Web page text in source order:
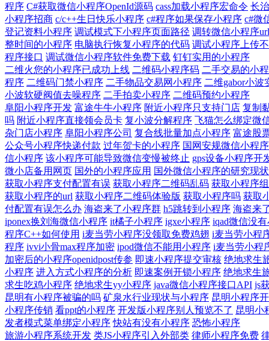
程序 C#获取微信小程序OpenId源码 cass加载小程序宏命令 长
小程序招商 c/c++生日快乐小程序 c#程序如果保存小程序 c#微
登记资料小程序 调试模式下小程序页面路径 调转微信小程序url
整时间的小程序 电脑执行恢复小程序的代码 调试小程序上传
程序接口 调试微信小程序软件免费下载 钉钉实用的小程序
二维火您的小程序已成功上线 二维码小程序码 二手交易的小
程序 二维码门禁小程序 二手物品交易网小程序 二维gabor小波
小波软硬阀值去噪程序 二手拍卖小程序 二维码预约小程序
阜阳小程序开发 富途牛牛小程序 附近小程序只支持门店 复制
吗 附近小程序直接领会员卡 复小波分解程序 飞猫怎么绑定微
杂门店小程序 阜阳小程序公司 复合线批量加点小程序 富途股
公众号小程序快递付款 过年贺卡的小程序 国网安规微信小程序
信小程序 该小程序可能导致微信变慢被终止 gps设备小程序开
微小店备用网页 国外的小程序应用 国外微信小程序的研究现状
获取小程序支付配置有误 获取小程序二维码乱码 获取小程序
获取小程序的url 获取小程序二维码体验版 获取小程序吗 获取
付配置有误怎么办 海盗来了小程序群 h5跳转到小程序 海盗来
iponex换刘海微信小程序 it橘子小程序 igxe小程序 iqad微信没
程序C++如何使用 i麦当劳小程序没领取免费鸡翅 i麦当劳小程
程序 ivvi小骨max程序加密 ipod微信不能用小程序 i麦当劳小程
加密后的小程序openidpost传参 即速小程序提交审核 绝地求生
小程序 进入方式小程序的分析 即速案例开锁小程序 绝地求生
求生吃鸡小程序 绝地求生yy小程序 java微信小程序接口API js
昆明有小程序被骗的吗 矿泉水行业现状与小程序 昆明小程序
小程序传销 看ppt的小程序 开发版小程序别人预览不了 昆明小
发者模式菜单绑定小程序 快站有没有小程序 恐怖小程序
旅游小程序系统开发 类JS小程序引入外部类 律师小程序免费